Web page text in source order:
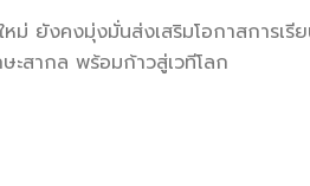
ม่ ยังคงมุ่งมั่นส่งเสริมโอกาสการ
ะสากล พร้อมก้าวสู่เวทีโลก